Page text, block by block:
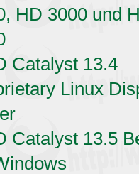
HD 3000 und
Catalyst 13.4
Linux
Catalyst 13.5